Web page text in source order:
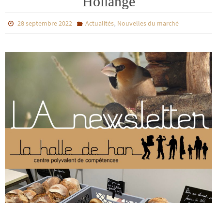
28 septembre 2022 Actualités, Nouvelles du marché